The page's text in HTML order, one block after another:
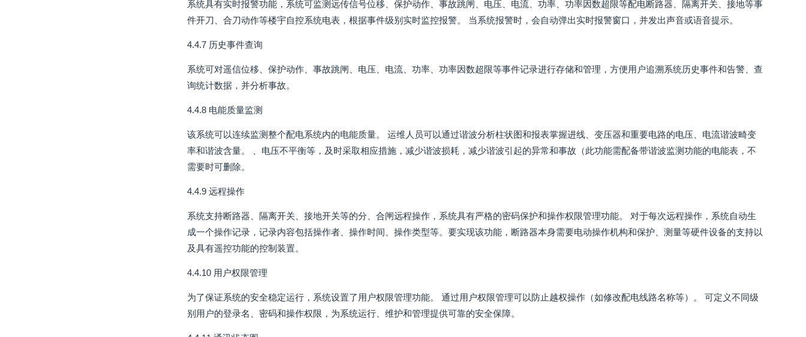
系统具有实时报警功能，系统可监测远传信号位移、保护动作、事故跳闸、电压、电流、功率、功率因数超限等配电断路器、隔离开关、接地等事
件开刀、合刀动作等楼宇自控系统电表，根据事件级别实时监控报警。 当系统报警时，会自动弹出实时报警窗口，并发出声音或语音提示。
4.4.7 历史事件查询
系统可对遥信位移、保护动作、事故跳闸、电压、电流、功率、功率因数超限等事件记录进行存储和管理，方便用户追溯系统历史事件和告警、查
询统计数据，并分析事故。
4.4.8 电能质量监测
该系统可以连续监测整个配电系统内的电能质量。 运维人员可以通过谐波分析柱状图和报表掌握进线、变压器和重要电路的电压、电流谐波畸变
率和谐波含量。 、电压不平衡等，及时采取相应措施，减少谐波损耗，减少谐波引起的异常和事故（此功能需配备带谐波监测功能的电能表，不
需要时可删除。
4.4.9 远程操作
系统支持断路器、隔离开关、接地开关等的分、合闸远程操作，系统具有严格的密码保护和操作权限管理功能。 对于每次远程操作，系统自动生
成一个操作记录，记录内容包括操作者、操作时间、操作类型等。要实现该功能，断路器本身需要电动操作机构和保护、测量等硬件设备的支持以
及具有遥控功能的控制装置。
4.4.10 用户权限管理
为了保证系统的安全稳定运行，系统设置了用户权限管理功能。 通过用户权限管理可以防止越权操作（如修改配电线路名称等）。 可定义不同级
别用户的登录名、密码和操作权限，为系统运行、维护和管理提供可靠的安全保障。